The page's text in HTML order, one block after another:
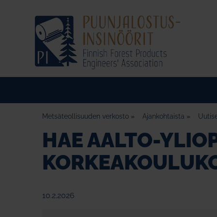
Metsäteollisuuden verkosto » Ajankohtaista »
HAE AALTO-
10.2.2026